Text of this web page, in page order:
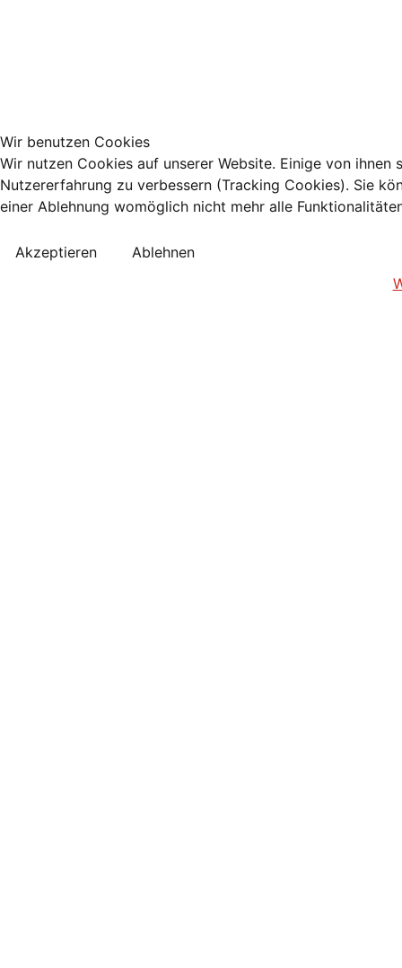
Wir benutzen Cookies
Wir nutzen Cookies auf unserer Website. Einige von
Nutzererfahrung zu verbessern (Tracking Cookies). Sie
einer Ablehnung womöglich nicht mehr alle
Akzeptieren
Ablehnen